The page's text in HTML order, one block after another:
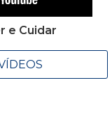
e Cuidar